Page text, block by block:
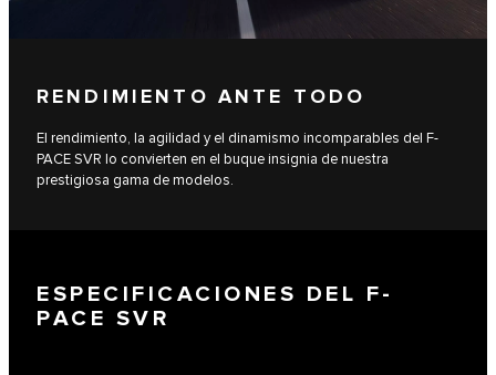
RENDIMIENTO ANTE TODO
El rendimiento, la agilidad y el dinamismo incomparables del F-
PACE SVR lo convierten en el buque insignia de nuestra
prestigiosa gama de modelos.
ESPECIFICACIONES DEL F-
PACE SVR